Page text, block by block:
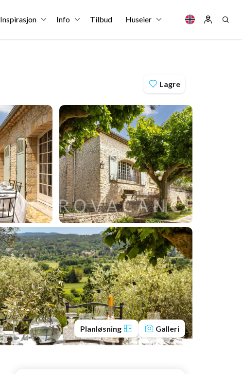
Inspirasjon Info Tilbud Huseier
Lagre
Planløsning Galleri